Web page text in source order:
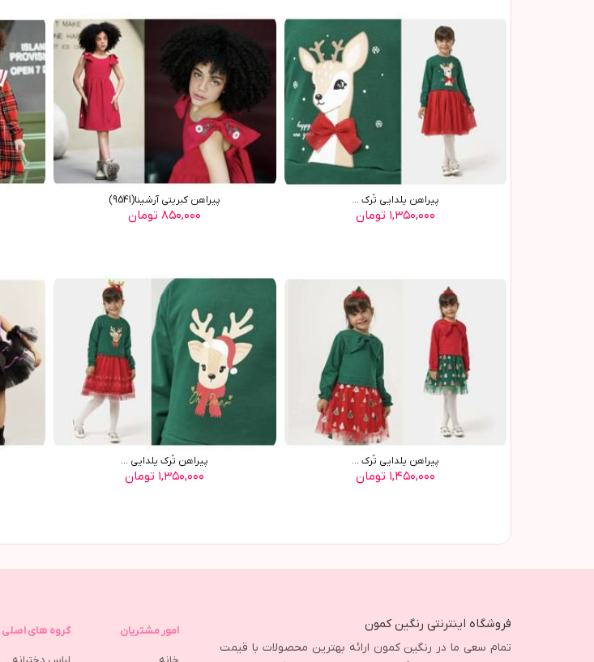
پيراهن يلدايي تُرک ...
۱,۳۵۰,۰۰۰ تومان
پيراهن کبريتي آرشينا(9541)
۸۵۰,۰۰۰ تومان
پيراهن يلدايي تُرک ...
۱,۴۵۰,۰۰۰ تومان
پيراهن تُرک يلدايي ...
۱,۳۵۰,۰۰۰ تومان
فروشگاه اینترنتی رنگین کمون
تمام سعی ما در رنگین کمون ارائه بهترین محصولات با قیمت
امور مشتریان گروه های اصلی